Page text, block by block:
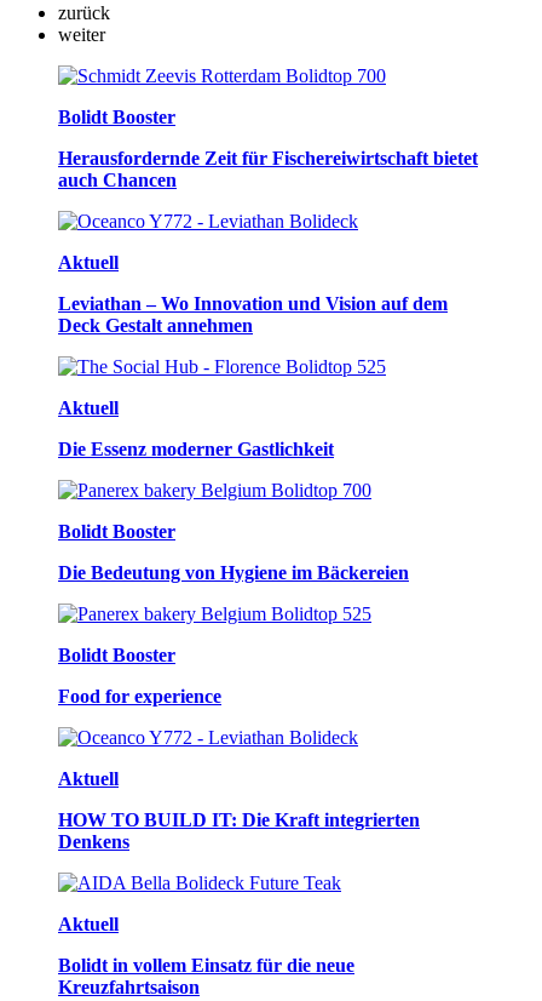
zurück
weiter
Bolidt Booster
Herausfordernde Zeit für Fischereiwirtschaft bietet
auch Chancen
Aktuell
Leviathan – Wo Innovation und Vision auf dem
Deck Gestalt annehmen
Aktuell
Die Essenz moderner Gastlichkeit
Bolidt Booster
Die Bedeutung von Hygiene im Bäckereien
Bolidt Booster
Food for experience
Aktuell
HOW TO BUILD IT: Die Kraft integrierten
Denkens
Aktuell
Bolidt in vollem Einsatz für die neue
Kreuzfahrtsaison